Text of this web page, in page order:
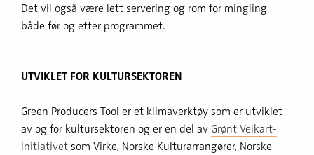
Det vil også være lett servering og rom for mingling
både før og etter programmet.
UTVIKLET FOR KULTURSEKTOREN
Green Producers Tool er et klimaverktøy som er utviklet
av og for kultursektoren og er en del av Grønt Veikart-
initiativet som Virke, Norske Kulturarrangører, Norske